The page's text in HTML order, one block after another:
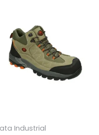
Industrial
producto
tiene
múltiples
variantes.